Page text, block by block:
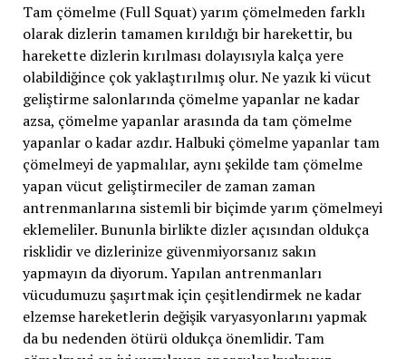
Tam çömelme (Full Squat) yarım çömelmeden farklı
olarak dizlerin tamamen kırıldığı bir harekettir, bu
harekette dizlerin kırılması dolayısıyla kalça yere
olabildiğince çok yaklaştırılmış olur. Ne yazık ki vücut
geliştirme salonlarında çömelme yapanlar ne kadar
azsa, çömelme yapanlar arasında da tam çömelme
yapanlar o kadar azdır. Halbuki çömelme yapanlar tam
çömelmeyi de yapmalılar, aynı şekilde tam çömelme
yapan vücut geliştirmeciler de zaman zaman
antrenmanlarına sistemli bir biçimde yarım çömelmeyi
eklemeliler. Bununla birlikte dizler açısından oldukça
risklidir ve dizlerinize güvenmiyorsanız sakın
yapmayın da diyorum. Yapılan antrenmanları
vücudumuzu şaşırtmak için çeşitlendirmek ne kadar
elzemse hareketlerin değişik varyasyonlarını yapmak
da bu nedenden ötürü oldukça önemlidir. Tam